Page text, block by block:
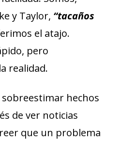
y Taylor, “tacaños
el atajo.
pero
realidad.
sobreestimar hechos
de ver noticias
que un problema